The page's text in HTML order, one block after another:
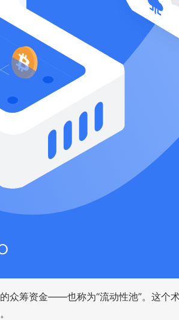
众筹资金——也称为“流动性池”。这个